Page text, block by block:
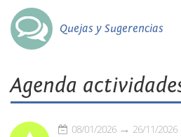
Quejas y Sugerencias
Agenda
08/01/2026 26/11/2026